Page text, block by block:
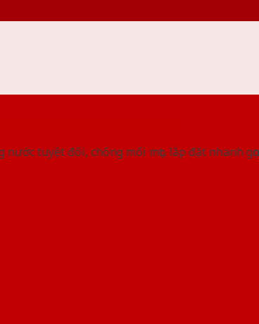
tuyệt đối, chống mối mọt, lắp đặt nhanh gọn